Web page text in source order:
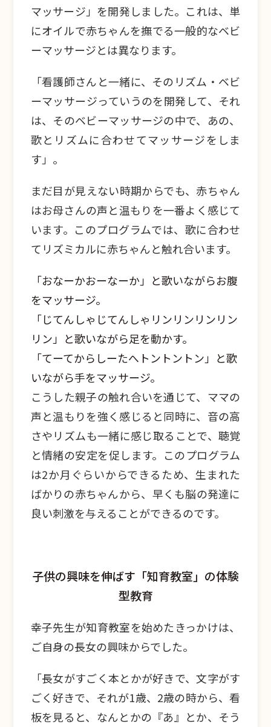
マッサージ」を開発しました。これは、単
にオイルで赤ちゃんを撫でる一般的なベビ
ーマッサージとは異なります。
「看護師さんと一緒に、そのリズム・ベビ
ーマッサージっていうのを開発して、それ
は、そのベビーマッサージの中で、あの、
歌とリズムに合わせてマッサージをしま
す」。
まだ目が見えない時期からでも、赤ちゃん
はお母さんの声と温もりを一番よく感じて
います。このプログラムでは、歌に合わせ
てリズミカルに赤ちゃんと触れ合います。
「おなーかおーなーか」と歌いながらお腹
をマッサージ。
「じてんしゃじてんしゃリンリンリンリン
リン」と歌いながら足を動かす。
「てーてからしーたへトントントン」と歌
いながら手をマッサージ。
こうした親子の触れ合いを通じて、ママの
声と温もりを強く感じると同時に、音の高
さやリズムも一緒に感じ取ることで、聴覚
と情緒の安定を促します。このプログラム
は2か月ぐらいからできるため、生まれた
ばかりの赤ちゃんから、早くも脳の発達に
良い刺激を与えることができるのです。
子供の興味を伸ばす「知育教室」の体験
型教育
幸子先生が知育教室を始めたきっかけは、
ご自身の長女の興味からでした。
「長女がすごく本とかが好きで、文字がす
ごく好きで、それが1歳、2歳の時から、看
板を見ると、なんとかの『あ』とか、そう